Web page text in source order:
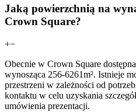
Jaką powierzchnią na
Crown Square?
+−
Obecnie w Crown Square
wynosząca 256-6261m². Istnieje
przestrzeni w zależności od
kontaktu w celu uzyskania
umówienia prezentacji.